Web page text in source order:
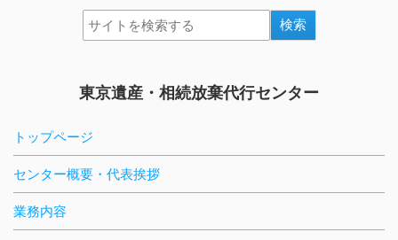
東京遺産・相続放棄代行センター
トップページ
センター概要・代表挨拶
業務内容